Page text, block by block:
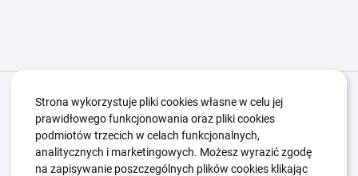
Igrzyska Paralimpijskie O nas
Kwalifikacje ZSK
Kluby Aktualności
Edukacja
Guttmanny Kontakt
Strona wykorzystuje pliki cookies własne w celu jej
prawidłowego funkcjonowania oraz pliki cookies
podmiotów trzecich w celach funkcjonalnych,
analitycznych i marketingowych. Możesz wyrazić zgodę
na zapisywanie poszczególnych plików cookies klikając